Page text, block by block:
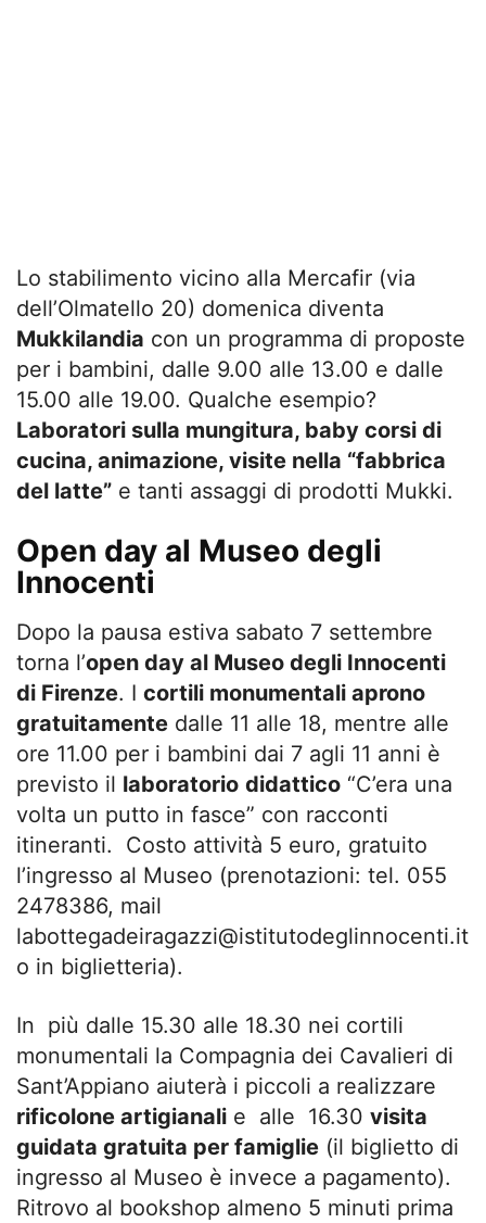
Lo stabilimento vicino alla Mercafir (via
dell’Olmatello 20) domenica diventa
Mukkilandia con un programma di proposte
per i bambini, dalle 9.00 alle 13.00 e dalle
15.00 alle 19.00. Qualche esempio?
Laboratori sulla mungitura, baby corsi di
cucina, animazione, visite nella “fabbrica
del latte” e tanti assaggi di prodotti Mukki.
Open day al Museo degli
Innocenti
Dopo la pausa estiva sabato 7 settembre
torna l’open day al Museo degli Innocenti
di Firenze. I cortili monumentali aprono
gratuitamente dalle 11 alle 18, mentre alle
ore 11.00 per i bambini dai 7 agli 11 anni è
previsto il laboratorio didattico “C’era una
volta un putto in fasce” con racconti
itineranti. Costo attività 5 euro, gratuito
l’ingresso al Museo (prenotazioni: tel. 055
2478386, mail
labottegadeiragazzi@istitutodeglinnocenti.it
o in biglietteria).
In più dalle 15.30 alle 18.30 nei cortili
monumentali la Compagnia dei Cavalieri di
Sant’Appiano aiuterà i piccoli a realizzare
rificolone artigianali e alle 16.30 visita
guidata gratuita per famiglie (il biglietto di
ingresso al Museo è invece a pagamento).
Ritrovo al bookshop almeno 5 minuti prima